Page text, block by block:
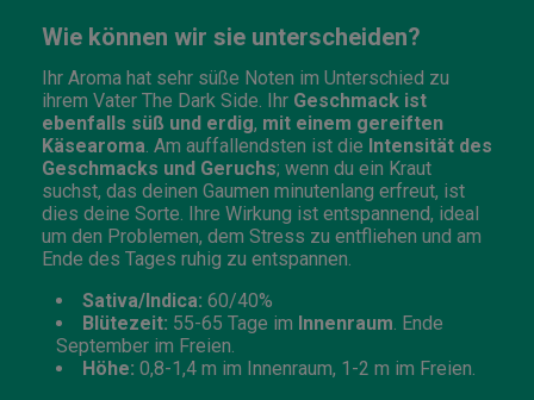
Wie können wir sie unterscheiden?
Ihr Aroma hat sehr süße Noten im Unterschied zu
ihrem Vater The Dark Side. Ihr Geschmack ist
ebenfalls süß und erdig, mit einem gereiften
Käsearoma . Am auffallendsten ist die Intensität des
Geschmacks und Geruchs; wenn du ein Kraut
suchst, das deinen Gaumen minutenlang erfreut, ist
dies deine Sorte. Ihre Wirkung ist entspannend, ideal
um den Problemen, dem Stress zu entfliehen und am
Ende des Tages ruhig zu entspannen.
Sativa/Indica: 60/40%
Blütezeit: 55-65 Tage im Innenraum . Ende
September im Freien.
Höhe: 0,8-1,4 m im Innenraum, 1-2 m im Freien.